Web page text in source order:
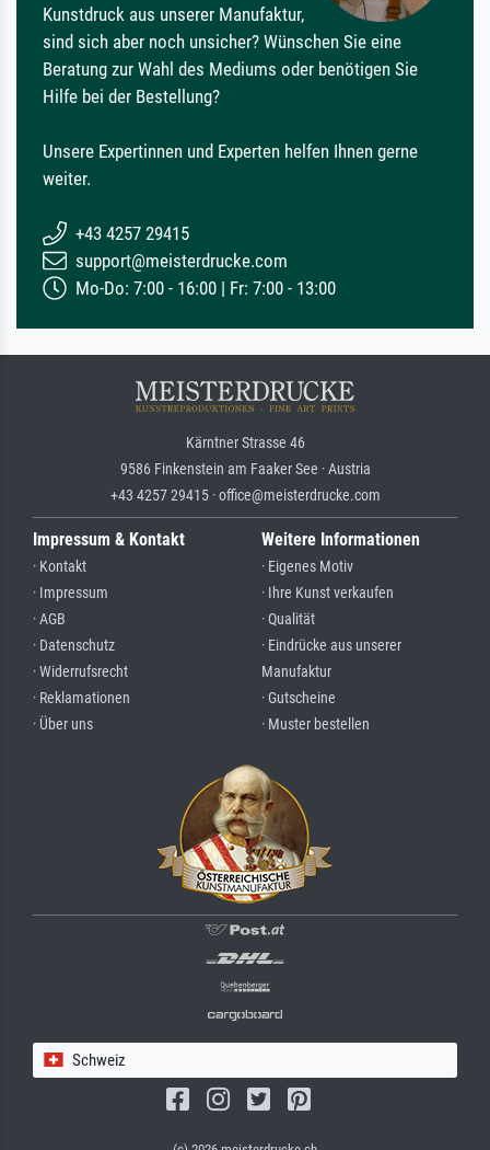
Kunstdruck aus unserer Manufaktur,
sind sich aber noch unsicher? Wünschen Sie eine
Beratung zur Wahl des Mediums oder benötigen Sie
Hilfe bei der Bestellung?
Unsere Expertinnen und Experten helfen Ihnen gerne
weiter.
+43 4257 29415
support@meisterdrucke.com
Mo-Do: 7:00 - 16:00 | Fr: 7:00 - 13:00
Kärntner Strasse 46
9586 Finkenstein am Faaker See · Austria
+43 4257 29415 · office@meisterdrucke.com
Impressum & Kontakt
· Kontakt
· Impressum
· AGB
· Datenschutz
· Widerrufsrecht
· Reklamationen
· Über uns
Weitere Informationen
· Eigenes Motiv
· Ihre Kunst verkaufen
· Qualität
· Eindrücke aus unserer
Manufaktur
· Gutscheine
· Muster bestellen
Schweiz